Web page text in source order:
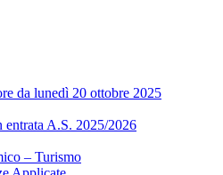
da lunedì 20 ottobre 2025
A.S. 2025/2026
– Turismo